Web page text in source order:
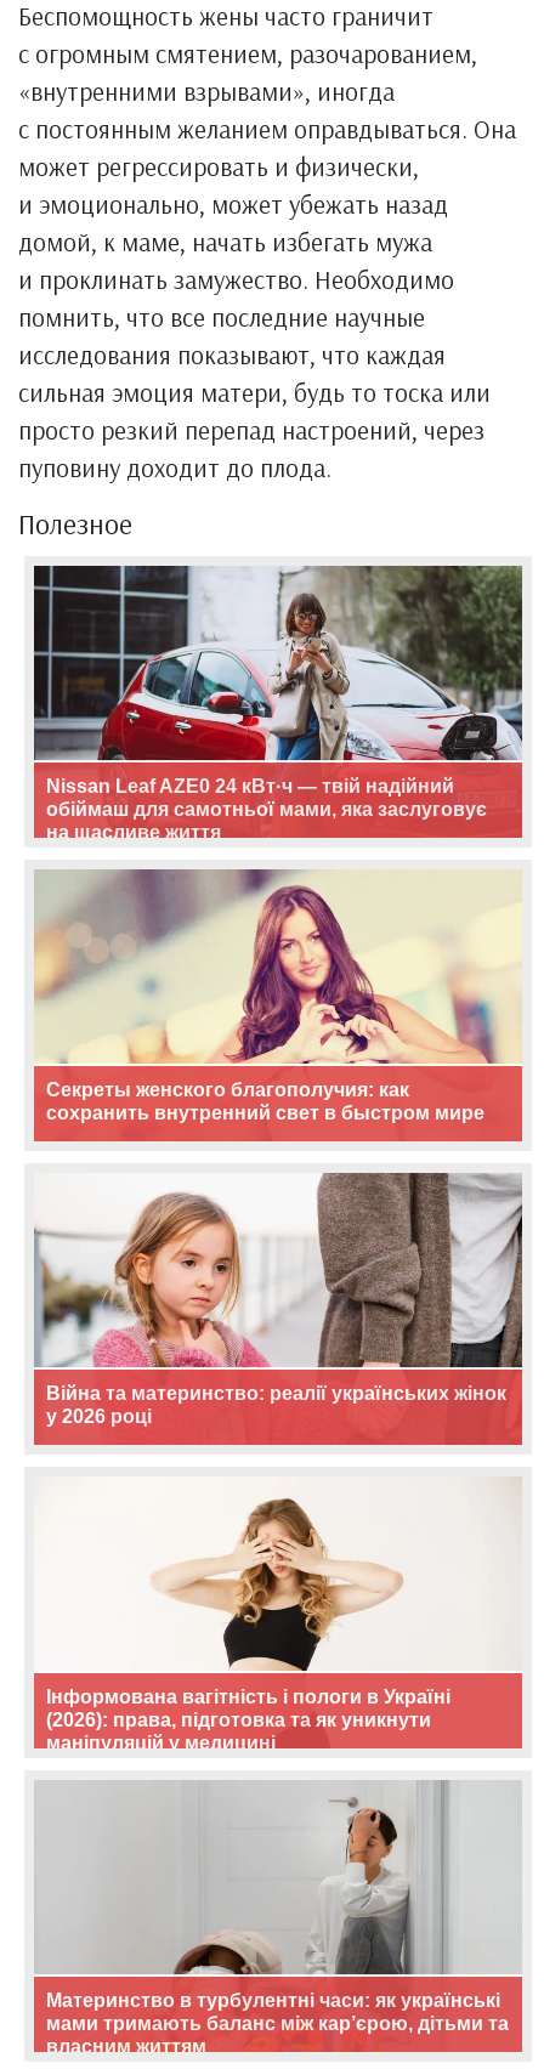
Беспомощность жены часто граничит
с огромным смятением, разочарованием,
«внутренними взрывами», иногда
с постоянным желанием оправдываться. Она
может регрессировать и физически,
и эмоционально, может убежать назад
домой, к маме, начать избегать мужа
и проклинать замужество. Необходимо
помнить, что все последние научные
исследования показывают, что каждая
сильная эмоция матери, будь то тоска или
просто резкий перепад настроений, через
пуповину доходит до плода.
Полезное
Nissan Leaf AZE0 24 кВт·ч — твій надійний
обіймаш для самотньої мами, яка заслуговує
на щасливе життя
Секреты женского благополучия: как
сохранить внутренний свет в быстром мире
Війна та материнство: реалії українських жінок
у 2026 році
Інформована вагітність і пологи в Україні
(2026): права, підготовка та як уникнути
маніпуляцій у медицині
Материнство в турбулентні часи: як українські
мами тримають баланс між кар’єрою, дітьми та
власним життям